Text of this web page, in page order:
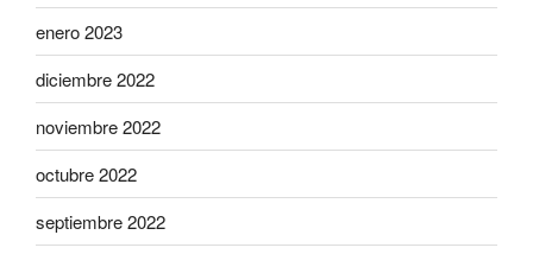
enero 2023
diciembre 2022
noviembre 2022
octubre 2022
septiembre 2022